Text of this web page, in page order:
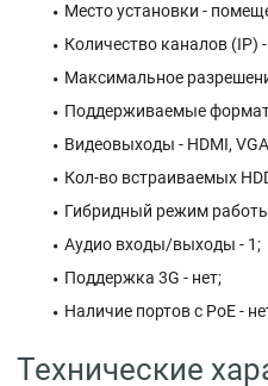
Место установки -
Количество каналов (IP)
Максимальное
Поддерживаемые
Видеовыходы - HDMI,
Кол-во встраиваемых
Гибридный режим работы
Аудио входы/выходы - 1;
Поддержка 3G - нет;
Наличие портов с PoE -
Технические